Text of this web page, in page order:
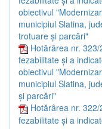
obiectivul
municipiul Slatina,
trotuare şi parcări"
Hotărârea nr.
fezabilitate şi a
obiectivul
municipiul Slatina,
şi parcări"
Hotărârea nr.
fezabilitate şi a